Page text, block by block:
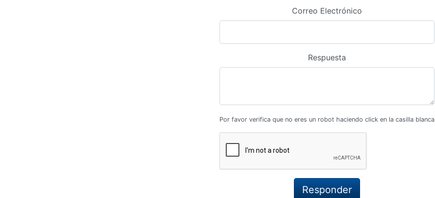
Correo Electrónico
Respuesta
Por favor verifica que no eres un robot haciendo click en la casilla blanca